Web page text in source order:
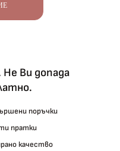
Ви допада
поръчки
пратки
качество